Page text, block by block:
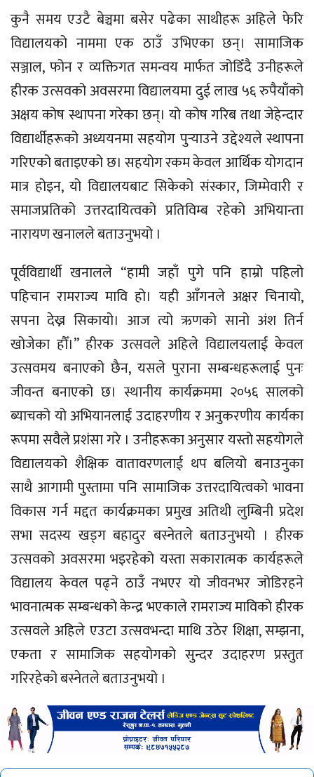
कुनै समय एउटै बेञ्चमा बसेर पढेका साथीहरू अहिले फेरि
विद्यालयको नाममा एक ठाउँ उभिएका छन्। सामाजिक
सञ्जाल, फोन र व्यक्तिगत समन्वय मार्फत जोडिँदै उनीहरूले
हीरक उत्सवको अवसरमा विद्यालयमा दुई लाख ५६ रुपैयाँको
अक्षय कोष स्थापना गरेका छन्। यो कोष गरिब तथा जेहेन्दार
विद्यार्थीहरूको अध्ययनमा सहयोग पुर्‍याउने उद्देश्यले स्थापना
गरिएको बताइएको छ। सहयोग रकम केवल आर्थिक योगदान
मात्र होइन, यो विद्यालयबाट सिकेको संस्कार, जिम्मेवारी र
समाजप्रतिको उत्तरदायित्वको प्रतिविम्ब रहेको अभियान्ता
नारायण खनालले बताउनुभयो ।
पूर्वविद्यार्थी खनालले “हामी जहाँ पुगे पनि हाम्रो पहिलो
पहिचान रामराज्य मावि हो। यही आँगनले अक्षर चिनायो,
सपना देख्न सिकायो। आज त्यो ऋणको सानो अंश तिर्न
खोजेका हौँ।” हीरक उत्सवले अहिले विद्यालयलाई केवल
उत्सवमय बनाएको छैन, यसले पुराना सम्बन्धहरूलाई पुनः
जीवन्त बनाएको छ। स्थानीय कार्यक्रममा २०५६ सालको
ब्याचको यो अभियानलाई उदाहरणीय र अनुकरणीय कार्यका
रूपमा सवैले प्रशंसा गरे । उनीहरूका अनुसार यस्तो सहयोगले
विद्यालयको शैक्षिक वातावरणलाई थप बलियो बनाउनुका
साथै आगामी पुस्तामा पनि सामाजिक उत्तरदायित्वको भावना
विकास गर्न मद्दत कार्यक्रमका प्रमुख अतिथी लुम्बिनी प्रदेश
सभा सदस्य खड्ग बहादुर बस्नेतले बताउनुभयो । हीरक
उत्सवको अवसरमा भइरहेको यस्ता सकारात्मक कार्यहरूले
विद्यालय केवल पढ्ने ठाउँ नभएर यो जीवनभर जोडिरहने
भावनात्मक सम्बन्धको केन्द्र भएकाले रामराज्य माविको हीरक
उत्सवले अहिले एउटा उत्सवभन्दा माथि उठेर शिक्षा, सम्झना,
एकता र सामाजिक सहयोगको सुन्दर उदाहरण प्रस्तुत
गरिरहेको बस्नेतले बताउनुभयो ।